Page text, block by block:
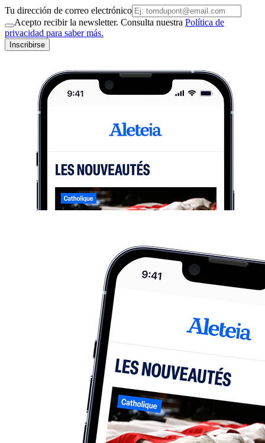
Tu dirección de correo electrónico
Acepto recibir la newsletter. Consulta nuestra Política de
privacidad para saber más.
Inscribirse